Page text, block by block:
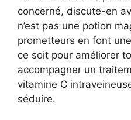
concerné, discute-en
n’est pas une potion
prometteurs en font
ce soit pour améliorer
accompagner un
vitamine C
séduire.